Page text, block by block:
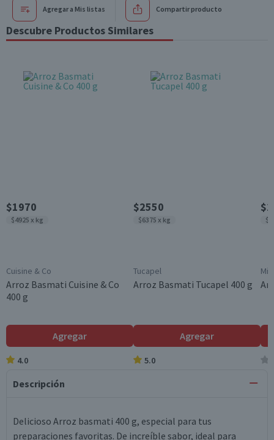
Agregar a Mis listas Compartir producto
Descubre Productos Similares
$1970
$4925 x kg
Cuisine & Co
Arroz Basmati Cuisine & Co
400 g
Agregar
4.0
$2550
$6375 x kg
Tucapel
Arroz Basmati Tucapel 400 g
Agregar
5.0
Descripción
Delicioso Arroz basmati 400 g, especial para tus
preparaciones favoritas. De increíble sabor, ideal para